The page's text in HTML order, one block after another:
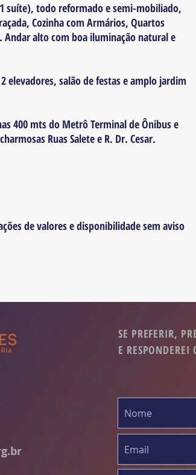
suíte), todo reformado e semi-mobiliado,
Cozinha com Armários, Quartos
alto com boa iluminação natural e
elevadores, salão de festas e amplo jardim
400 mts do Metrô Terminal de Ônibus e
Ruas Salete e R. Dr. Cesar.
de valores e disponibilidade sem aviso
SE PREFERIR,
E RESPONDEREI